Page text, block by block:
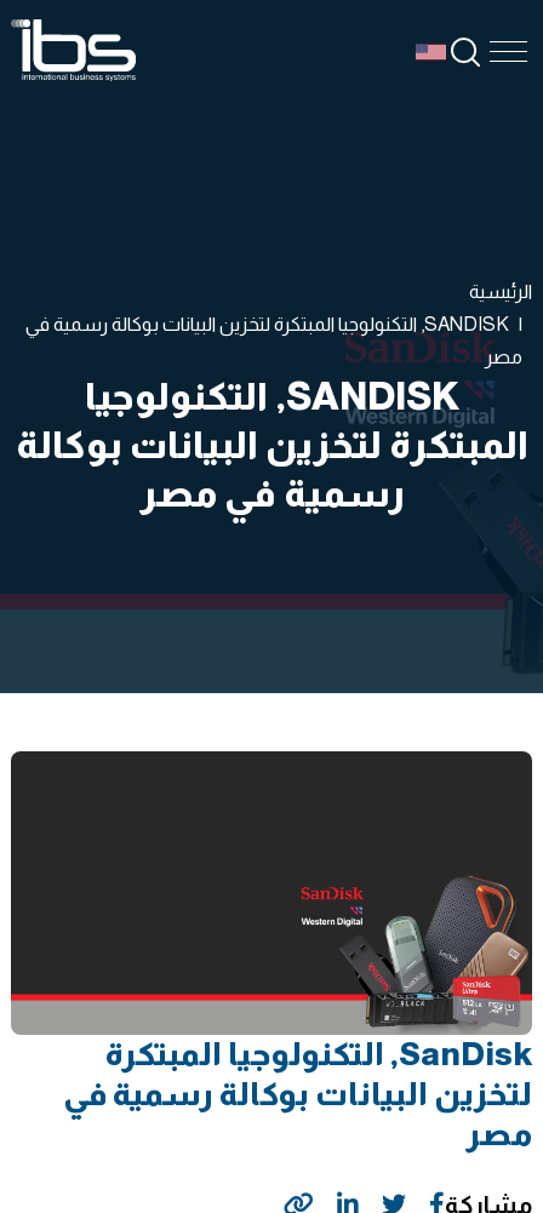
الرئيسية
SANDISK, التكنولوجيا المبتكرة لتخزين البيانات بوكالة رسمية في
مصر
SANDISK, التكنولوجيا
المبتكرة لتخزين البيانات بوكالة
رسمية في مصر
SanDisk, التكنولوجيا المبتكرة
لتخزين البيانات بوكالة رسمية في
مصر
مشاركة